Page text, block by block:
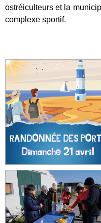
ostréiculteurs et la
complexe sportif.